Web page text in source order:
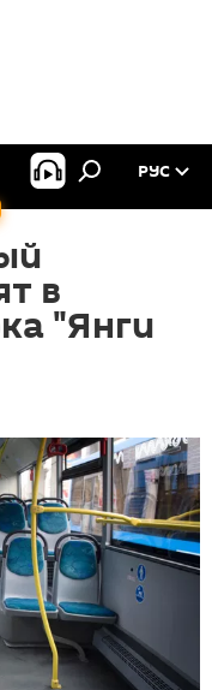
РУС
в
"Янги